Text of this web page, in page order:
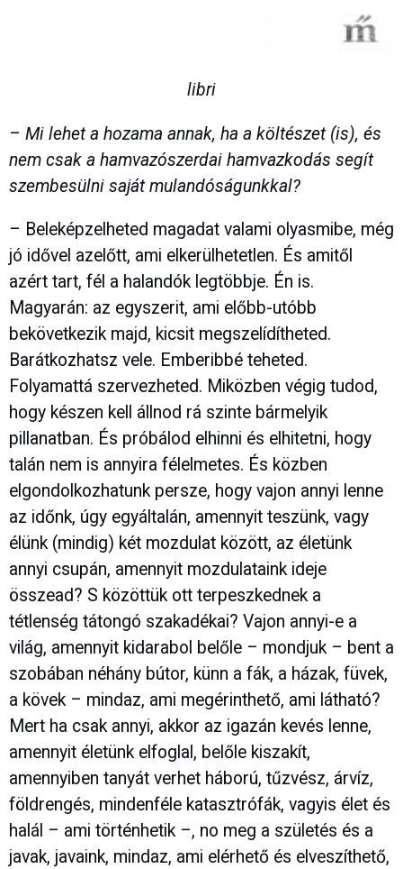
libri
– Mi lehet a hozama annak, ha a költészet (is), és
nem csak a hamvazószerdai hamvazkodás segít
szembesülni saját mulandóságunkkal?
– Beleképzelheted magadat valami olyasmibe, még
jó idővel azelőtt, ami elkerülhetetlen. És amitől
azért tart, fél a halandók legtöbbje. Én is.
Magyarán: az egyszerit, ami előbb-utóbb
bekövetkezik majd, kicsit megszelídítheted.
Barátkozhatsz vele. Emberibbé teheted.
Folyamattá szervezheted. Miközben végig tudod,
hogy készen kell állnod rá szinte bármelyik
pillanatban. És próbálod elhinni és elhitetni, hogy
talán nem is annyira félelmetes. És közben
elgondolkozhatunk persze, hogy vajon annyi lenne
az időnk, úgy egyáltalán, amennyit teszünk, vagy
élünk (mindig) két mozdulat között, az életünk
annyi csupán, amennyit mozdulataink ideje
összead? S közöttük ott terpeszkednek a
tétlenség tátongó szakadékai? Vajon annyi-e a
világ, amennyit kidarabol belőle – mondjuk – bent a
szobában néhány bútor, künn a fák, a házak, füvek,
a kövek – mindaz, ami megérinthető, ami látható?
Mert ha csak annyi, akkor az igazán kevés lenne,
amennyit életünk elfoglal, belőle kiszakít,
amennyiben tanyát verhet háború, tűzvész, árvíz,
földrengés, mindenféle katasztrófák, vagyis élet és
halál – ami történhetik –, no meg a születés és a
javak, javaink, mindaz, ami elérhető és elveszíthető,